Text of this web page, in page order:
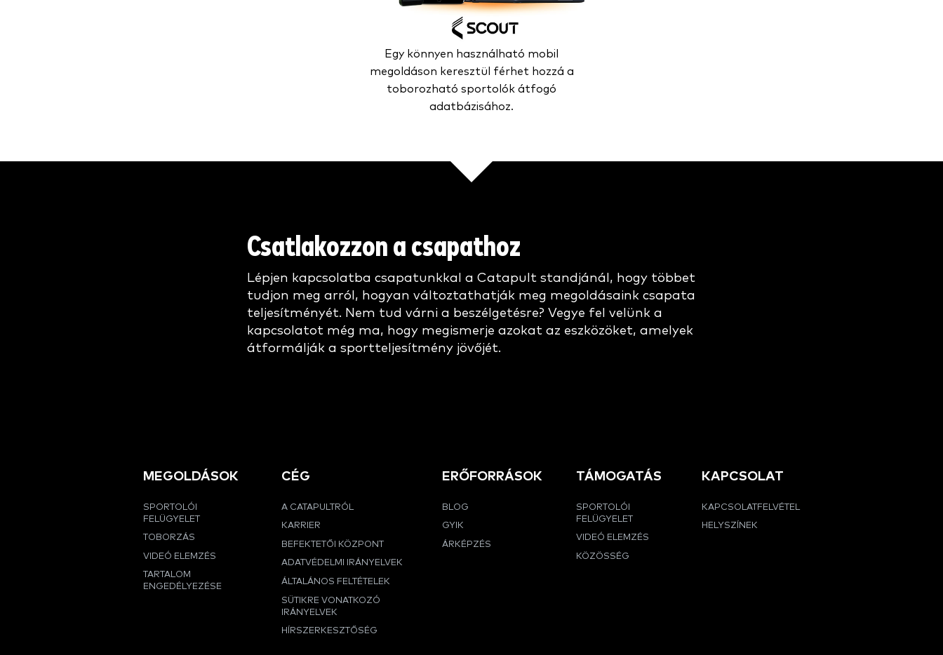
Egy könnyen használható mobil
megoldáson keresztül férhet hozzá a
toborozható sportolók átfogó
adatbázisához.
Csatlakozzon a csapathoz
Lépjen kapcsolatba csapatunkkal a Catapult standjánál, hogy többet
tudjon meg arról, hogyan változtathatják meg megoldásaink csapata
teljesítményét. Nem tud várni a beszélgetésre? Vegye fel velünk a
kapcsolatot még ma, hogy megismerje azokat az eszközöket, amelyek
átformálják a sportteljesítmény jövőjét.
MEGOLDÁSOK
SPORTOLÓI
FELÜGYELET
TOBORZÁS
VIDEÓ ELEMZÉS
TARTALOM
ENGEDÉLYEZÉSE
CÉG
A CATAPULTRÓL
KARRIER
BEFEKTETŐI KÖZPONT
ADATVÉDELMI IRÁNYELVEK
ÁLTALÁNOS FELTÉTELEK
SÜTIKRE VONATKOZÓ
IRÁNYELVEK
HÍRSZERKESZTŐSÉG
ERŐFORRÁSOK
BLOG
GYIK
ÁRKÉPZÉS
TÁMOGATÁS
SPORTOLÓI
FELÜGYELET
VIDEÓ ELEMZÉS
KÖZÖSSÉG
KAPCSOLAT
KAPCSOLATFELVÉTEL
HELYSZÍNEK